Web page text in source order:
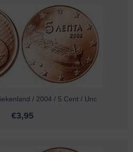
/ 2004 / 5 Cent / Unc
€3,95